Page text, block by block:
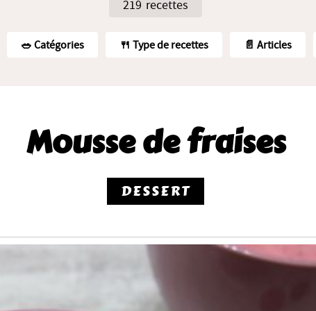
219 recettes
🥗️ Catégories 🍴 Type de recettes 📄 Articles
Mousse de fraises
DESSERT